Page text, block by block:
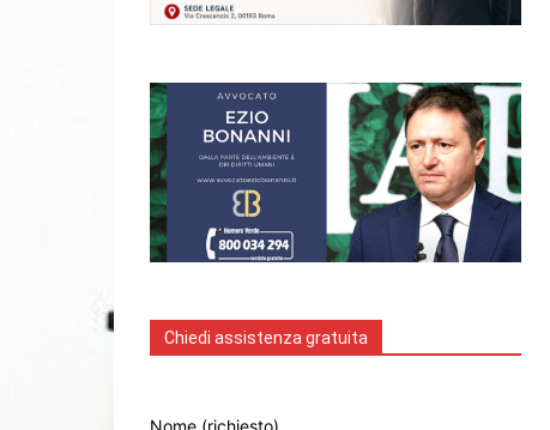
Chiedi assistenza gratuita
Nome (richiesto)